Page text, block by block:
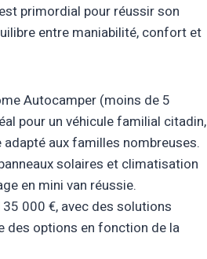
primordial pour réussir son
entre maniabilité, confort et
Autocamper (moins de 5
pour un véhicule familial citadin,
aux familles nombreuses.
solaires et climatisation
en mini van réussie.
000 €, avec des solutions
des options en fonction de la